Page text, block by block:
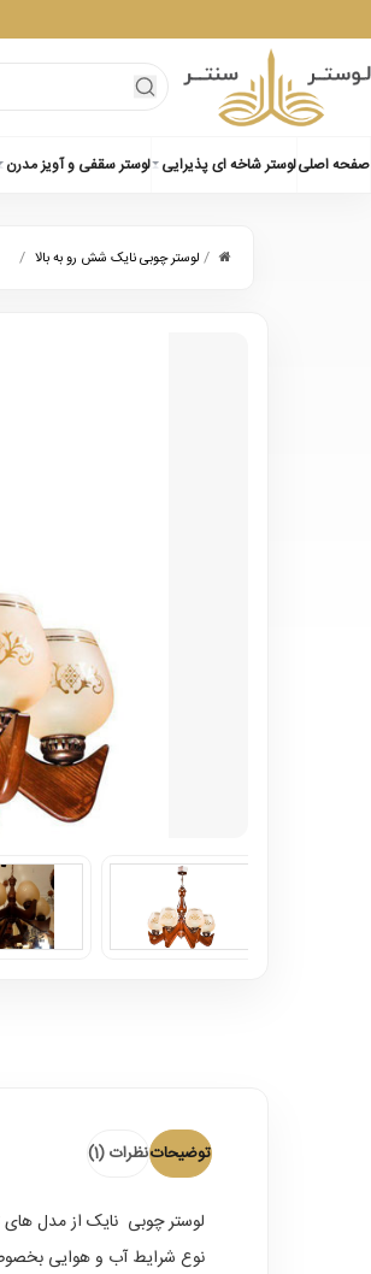
صفحه اصلیلوستر شاخه ای پذیرایی لوستر سقفی و آویز مدرن
/ لوستر چوبی نایک شش رو به بالا /
توضیحاتنظرات (1)
لوستر چوبی نایک از مدل
نوع شرایط آب و هوایی بخصوص آب و هوای شرجی و